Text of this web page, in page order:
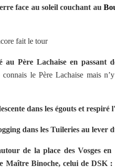
face au soleil couchant au
fait le tour
au Père Lachaise en passant
connais le Père Lachaise mais
dans les égouts et respiré
dans les Tuileries au lever
de la place des Vosges
Maître Binoche, celui de DSK :